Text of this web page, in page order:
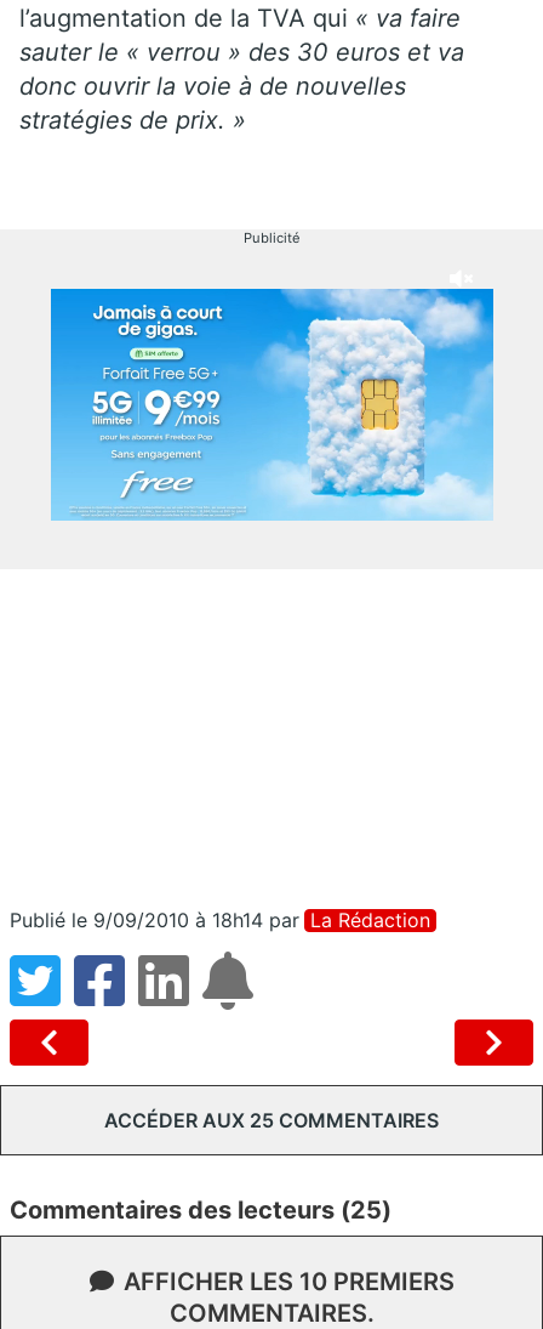
l’augmentation de la TVA qui « va faire
sauter le « verrou » des 30 euros et va
donc ouvrir la voie à de nouvelles
stratégies de prix. »
Publicité
Publié le 9/09/2010 à 18h14 par La Rédaction
ACCÉDER AUX 25 COMMENTAIRES
Commentaires des lecteurs (25)
AFFICHER LES 10 PREMIERS
COMMENTAIRES.